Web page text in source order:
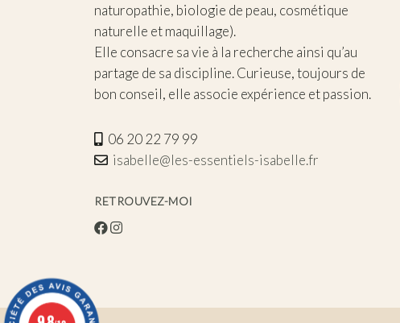
naturopathie, biologie de peau, cosmétique
naturelle et maquillage).
Elle consacre sa vie à la recherche ainsi qu’au
partage de sa discipline. Curieuse, toujours de
bon conseil, elle associe expérience et passion.
06 20 22 79 99
isabelle@les-essentiels-isabelle.fr
RETROUVEZ-MOI